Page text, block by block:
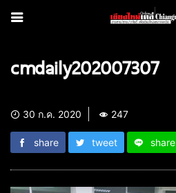
cmdaily202007307
30 ก.ค. 2020 247
share tweet share